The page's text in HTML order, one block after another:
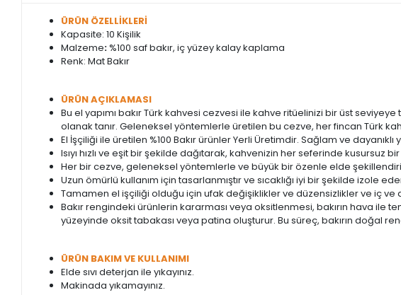
ÜRÜN ÖZELLİKLERİ
Kapasite: 10 Kişilik
Malzeme: %100 saf bakır, iç yüzey kalay kaplama
Renk: Mat Bakır
ÜRÜN AÇIKLAMASI
Bu el yapımı bakır Türk kahvesi cezvesi ile kahve ritüelinizi bir üst
olanak tanır. Geleneksel yöntemlerle üretilen bu cezve, her fincan Türk
El İşçiliği ile üretilen %100 Bakır ürünler Yerli Üretimdir. Sağlam ve dayanıklı
Isıyı hızlı ve eşit bir şekilde dağıtarak, kahvenizin her seferinde kusursuz
Her bir cezve, geleneksel yöntemlerle ve büyük bir özenle elde
Uzun ömürlü kullanım için tasarlanmıştır ve sıcaklığı iyi bir şekilde izole
Tamamen el işçiliği olduğu için ufak değişiklikler ve düzensizlikler ve iç ve
Bakır rengindeki ürünlerin kararması veya oksitlenmesi, bakırın hava
yüzeyinde oksit tabakası veya patina oluşturur. Bu süreç, bakırın doğal
ÜRÜN BAKIM VE KULLANIMI
Elde sıvı deterjan ile yıkayınız.
Makinada yıkamayınız.